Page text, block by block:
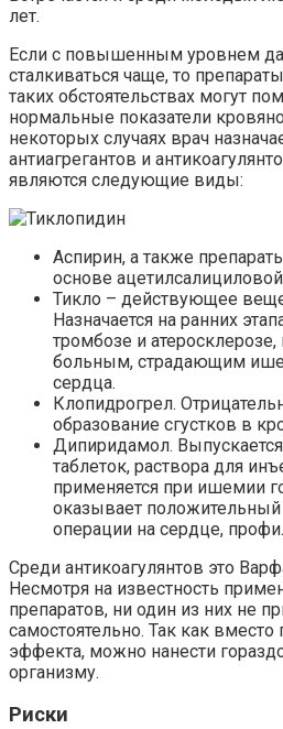
лет.
Если с повышенным уровнем
сталкиваться чаще, то
таких обстоятельствах могут
нормальные показатели
некоторых случаях врач
антиагрегантов и
являются следующие виды:
Аспирин, а также
основе
Тикло – действующее
Назначается на ранних
тромбозе и
больным, страдающим
сердца.
Клопидрогрел.
образование сгустков в
Дипиридамол.
таблеток, раствора для
применяется при ишемии
оказывает
операции на сердце,
Среди антикоагулянтов это
Несмотря на известность
препаратов, ни один из них не
самостоятельно. Так как
эффекта, можно нанести
организму.
Риски